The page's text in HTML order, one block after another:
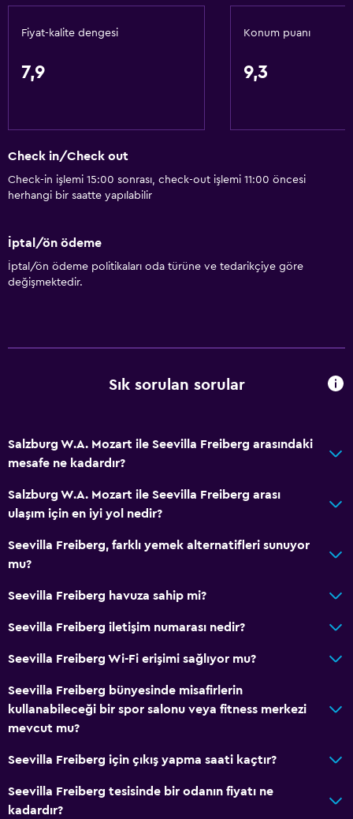
Su spor tesisleri (tesis bünyesinde)
Rüzgar Sörfü
Alışveriş
Motorlu kızak
Yüzme
Bağlantılı oda(lar) mevcuttur
Göl manzaralı
Dağ manzaralı
Kayak depolama
Depo
Oturma alanı
Terlik
Telefon
Temel özellikler
Tüm alanlarda Wi-Fi erişimi
İnternet
Yangın söndürücü
Ücretsiz tuvalet malzemeleri
Fiyat-kalite dengesi
7,9
Konum puanı
9,3
Check in/Check out
Check-in işlemi 15:00 sonrası, check-out işlemi 11:00 öncesi
herhangi bir saatte yapılabilir
İptal/ön ödeme
İptal/ön ödeme politikaları oda türüne ve tedarikçiye göre
değişmektedir.
Sık sorulan sorular
Salzburg W.A. Mozart ile Seevilla Freiberg arasındaki
mesafe ne kadardır?
Salzburg W.A. Mozart ile Seevilla Freiberg arası
ulaşım için en iyi yol nedir?
Seevilla Freiberg, farklı yemek alternatifleri sunuyor
mu?
Seevilla Freiberg havuza sahip mi?
Seevilla Freiberg iletişim numarası nedir?
Seevilla Freiberg Wi-Fi erişimi sağlıyor mu?
Seevilla Freiberg bünyesinde misafirlerin
kullanabileceği bir spor salonu veya fitness merkezi
mevcut mu?
Seevilla Freiberg için çıkış yapma saati kaçtır?
Seevilla Freiberg tesisinde bir odanın fiyatı ne
kadardır?